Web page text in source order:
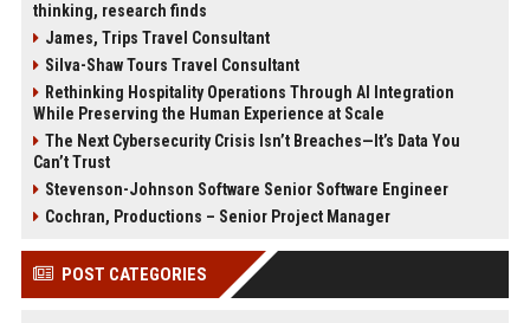
thinking, research finds
James, Trips Travel Consultant
Silva-Shaw Tours Travel Consultant
Rethinking Hospitality Operations Through AI Integration
While Preserving the Human Experience at Scale
The Next Cybersecurity Crisis Isn’t Breaches—It’s Data You
Can’t Trust
Stevenson-Johnson Software Senior Software Engineer
Cochran, Productions – Senior Project Manager
POST CATEGORIES